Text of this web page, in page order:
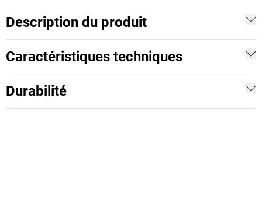
Description du produit
Caractéristiques techniques
Durabilité